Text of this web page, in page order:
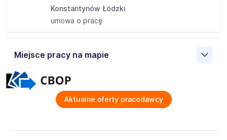
Konstantynów Łódzki
umowa o pracę
Miejsce pracy na mapie
Pokaż
mapę
Aktualne oferty pracodawcy